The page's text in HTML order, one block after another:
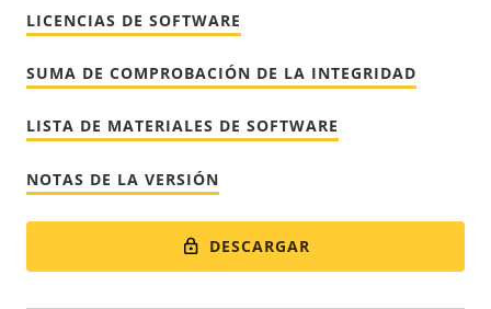
LICENCIAS DE SOFTWARE
SUMA DE COMPROBACIÓN DE LA INTEGRIDAD
LISTA DE MATERIALES DE SOFTWARE
NOTAS DE LA VERSIÓN
DESCARGAR